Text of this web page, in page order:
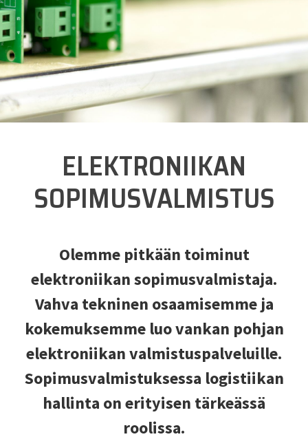
ELEKTRONIIKAN
SOPIMUS­VALMISTUS
Olemme pitkään toiminut
elektroniikan sopimusvalmistaja.
Vahva tekninen osaamisemme ja
kokemuksemme luo vankan pohjan
elektroniikan valmistuspalveluille.
Sopimusvalmistuksessa logistiikan
hallinta on erityisen tärkeässä
roolissa.